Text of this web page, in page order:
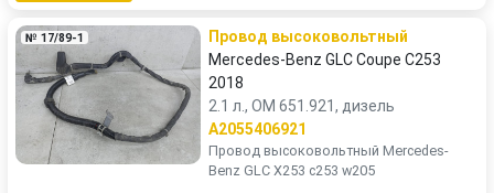
№ 17/89-1
Провод высоковольтный
Mercedes-Benz GLC Coupe C253
2018
2.1 л., OM 651.921, дизель
A2055406921
Провод высоковольтный Mercedes-
Benz GLC X253 c253 w205